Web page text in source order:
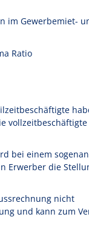
im Gewerbemiet-
Ratio
vollzeitbeschäftigte
bei einem
Erwerber die
nicht
und kann zum